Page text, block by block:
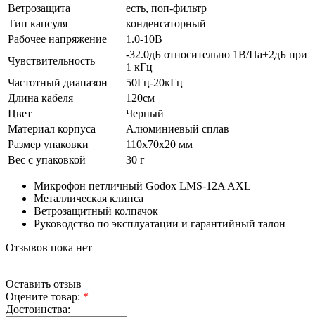
Ветрозащита
есть, поп-фильтр
Тип капсуля
конденсаторный
Рабочее напряжение
1.0-10В
Чувствительность
-32.0дБ относительно 1В/Па±2дБ при
1 кГц
Частотный диапазон
50Гц-20кГц
Длина кабеля
120см
Цвет
Черный
Материал корпуса
Алюминиевый сплав
Размер упаковки
110х70х20 мм
Вес с упаковкой
30 г
Микрофон петличный Godox LMS-12A AXL
Металлическая клипса
Ветрозащитный колпачок
Руководство по эксплуатации и гарантийный талон
Отзывов пока нет
Оставить отзыв
Оцените товар: *
Достоинства: